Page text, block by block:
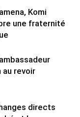
Komi
une fraternité
au revoir
directs